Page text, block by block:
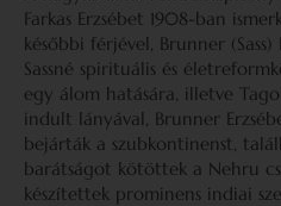
Farkas Erzsébet 1908-ban
későbbi férjével, Brunner (Sass)
Sassné spirituális és
egy álom hatására, illetve
indult lányával, Brunner
bejárták a szubkontinenst,
barátságot kötöttek a Nehru
készítettek prominens indiai